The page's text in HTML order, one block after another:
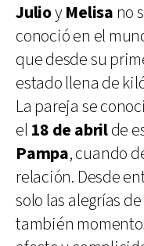
JulioyMelisa no
conoció en el
que desde su
estado llena de
La pareja se
el 18 de abrilde
Pampa, cuando
relación. Desde
solo las alegrías
también